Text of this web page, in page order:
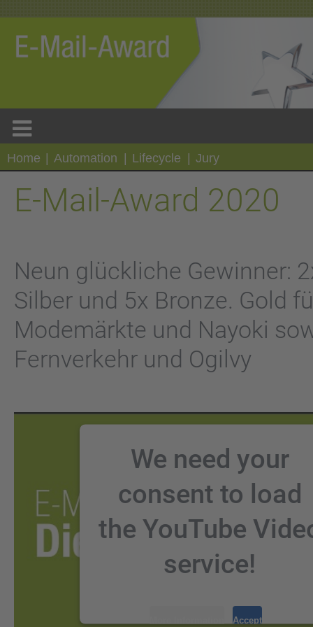
Home Automation Lifecycle Jury
E-Mail-Award 2020
Neun glückliche Gewinner:
Silber und 5x Bronze. Gold
Modemärkte und Nayoki
Fernverkehr und Ogilvy
We need your
consent to load
the YouTube
service!
We use a third party
Accept